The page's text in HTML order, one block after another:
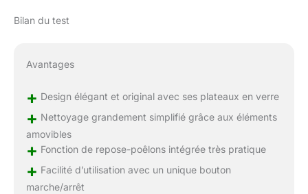
Bilan du test
Avantages
+ Design élégant et original avec ses plateaux en verre
+ Nettoyage grandement simplifié grâce aux éléments
amovibles
+ Fonction de repose-poêlons intégrée très pratique
+ Facilité d’utilisation avec un unique bouton
marche/arrêt